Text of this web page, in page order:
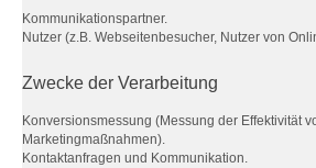
Kommunikationspartner.
Nutzer (z.B. Webseitenbesucher, Nutzer von
Zwecke der Verarbeitung
Konversionsmessung (Messung der Effektivität
Marketingmaßnahmen).
Kontaktanfragen und Kommunikation.